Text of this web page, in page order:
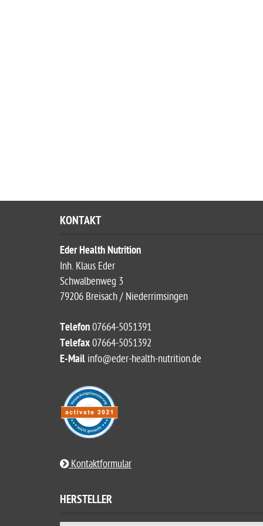
KONTAKT
Eder Health Nutrition
Inh. Klaus Eder
Schwalbenweg 3
79206 Breisach / Niederrimsingen
Telefon07664-5051391
Telefax07664-5051392
E-Mail info@eder-health-nutrition.de
Kontaktformular
HERSTELLER